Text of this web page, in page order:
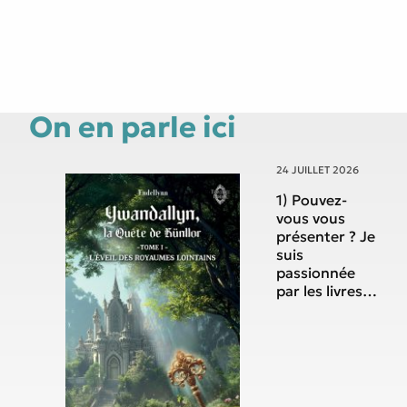
On en parle ici
24 JUILLET 2026
1) Pouvez-
vous vous
présenter ? Je
suis
passionnée
par les livres